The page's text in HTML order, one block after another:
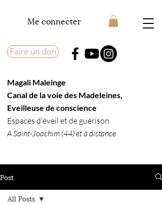
Me connecter
Faire un don
Magali Maleinge
​Canal de la voie des Madeleines,
Eveilleuse de conscience​
Espaces d'éveil et de guérison
A Saint-Joachim (44) et à distance
Post
All Posts